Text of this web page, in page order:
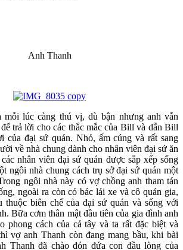
Anh Thanh
mỗi lúc càng thú vị, dù bận nhưng anh vẫn
trả lời cho các thắc mắc của Bill và dẫn Bill
của đại sứ quán. Nhỏ, ấm cúng và rất sang
về nhà chung dành cho nhân viên đại sứ ăn
nhân viên đại sứ quán được sắp xếp sống
ngôi nhà chung cách trụ sở đại sứ quán một
ngôi nhà này có vợ chồng anh tham tán
ngoài ra còn có bác lái xe và cô quản gia,
thuộc biên chế của đại sứ quán và sống với
Bữa cơm thân mật đầu tiên của gia đình anh
phong cách của cả tây và ta rất đặc biệt và
vợ anh Thanh còn đang mang bầu, khi bài
Thanh đã chào đón đứa con đầu lòng của